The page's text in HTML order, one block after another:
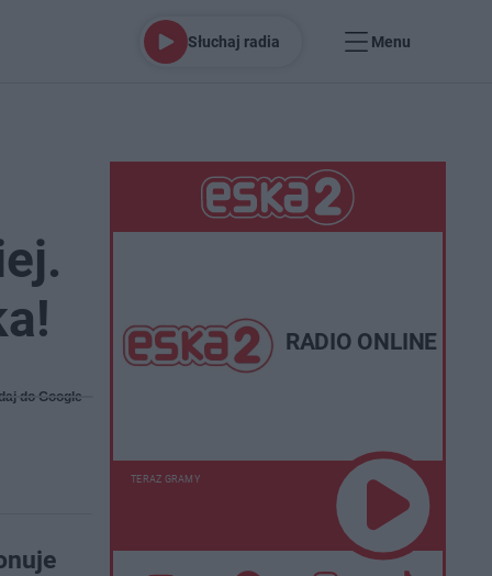
Słuchaj radia Menu
do Google
RADIO ONLINE
TERAZ GRAMY